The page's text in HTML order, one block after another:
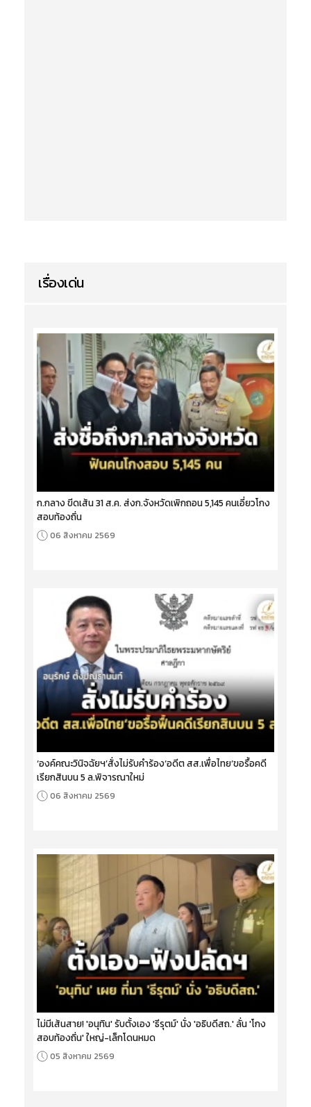
เรื่องเด่น
ก.กลาง ขีดเส้น 31 ส.ค. ส่งก.จังหวัดเพิกถอน 5,145 คนเอี่ยวโกง
สอบท้องถิ่น
06 สิงหาคม 2569
‘องค์คณะวินิจฉัยฯ’สั่งไม่รับคำร้อง‘อดีต สส.เพื่อไทย’ขอรื้อคดี
เรียกสินบน 5 ล.พิจารณาใหม่
06 สิงหาคม 2569
ไม่มีเส้นสาย! 'อนุทิน' รับตั้งเอง 'ธีรุตม์' นั่ง 'อธิบดีสถ.' ลั่น 'โกง
สอบท้องถิ่น' ใหญ่-เล็กโดนหมด
05 สิงหาคม 2569